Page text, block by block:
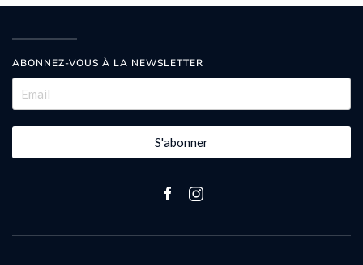
ABONNEZ-VOUS À LA NEWSLETTER
S'abonner